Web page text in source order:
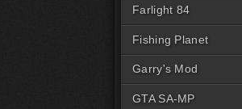
Farlight 84
Fishing Planet
Garry's Mod
GTA SA-MP